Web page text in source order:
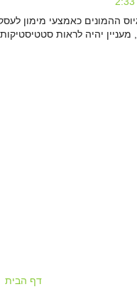
ההמונים כאמצעי מימון
, מעניין יהיה לראות
דף הבית